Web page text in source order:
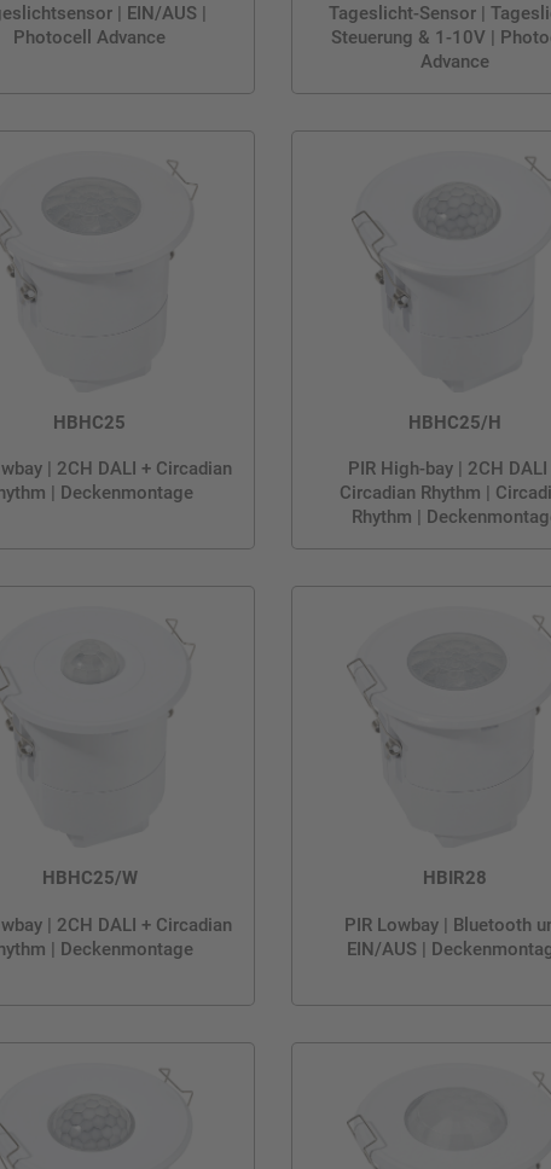
| EIN/AUS |
Photocell Advance
Tageslicht-Sensor |
Steuerung & 1-10V |
Advance
HBHC25
| 2CH DALI + Circadian
| Deckenmontage
HBHC25/H
PIR High-bay | 2CH DALI
Circadian Rhythm |
Rhythm |
HBHC25/W
| 2CH DALI + Circadian
| Deckenmontage
HBIR28
PIR Lowbay | Bluetooth
EIN/AUS |